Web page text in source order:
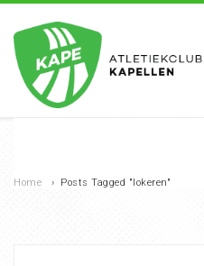
Home › Posts Tagged "lokeren"